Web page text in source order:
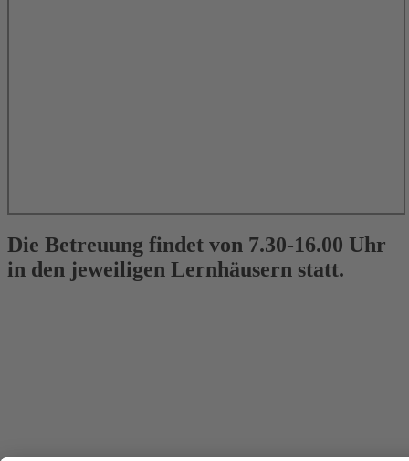
Die Betreuung findet von 7.30-16.00 Uhr
in den jeweiligen Lernhäusern statt.